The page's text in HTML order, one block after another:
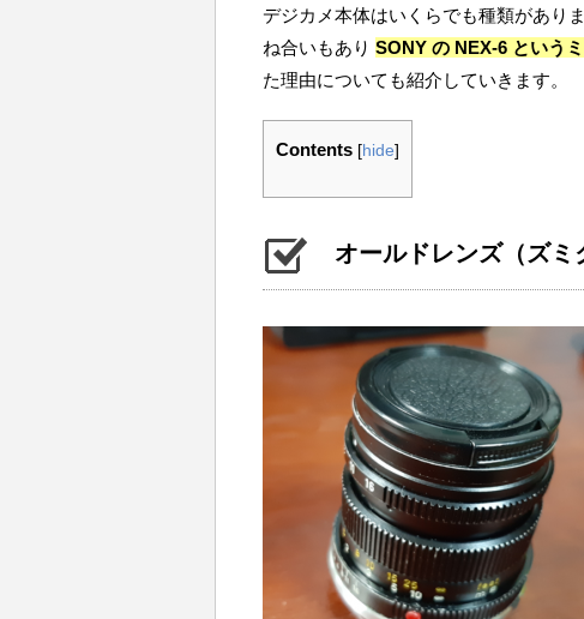
デジカメ本体はいくらでも種類があり
ね合いもあり SONY の NEX-6 という
た理由についても紹介していきます。
Contents [hide]
オールドレンズ（ズミ